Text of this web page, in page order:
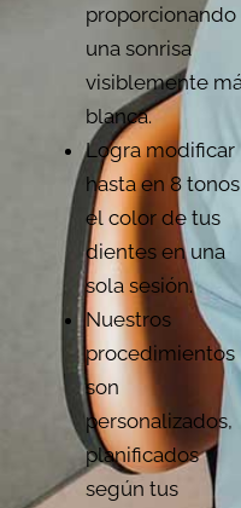
proporcionando
una sonrisa
visiblemente
blanca.
Logra modificar
hasta en 8 tonos
el color de tus
dientes en una
sola sesión.
Nuestros
procedimientos
son
personalizados,
planificados
según tus